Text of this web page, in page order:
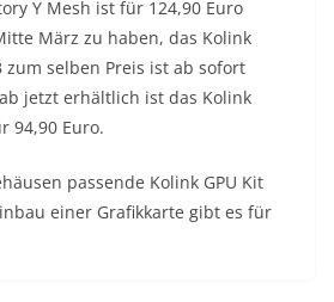
Y Mesh ist für 124,90 Euro
März zu haben, das Kolink
zum selben Preis ist ab sofort
jetzt erhältlich ist das Kolink
94,90 Euro.
passende Kolink GPU Kit
einer Grafikkarte gibt es für